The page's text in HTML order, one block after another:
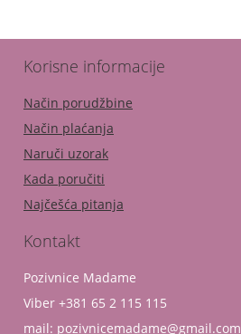
Korisne informacije
Način porudžbine
Način plaćanja
Naruči uzorak
Kada poručiti
Najčešća pitanja
Kontakt
Pozivnice Madame
Viber +381 65 2 115 115
mail: pozivnicemadame@gmail.com